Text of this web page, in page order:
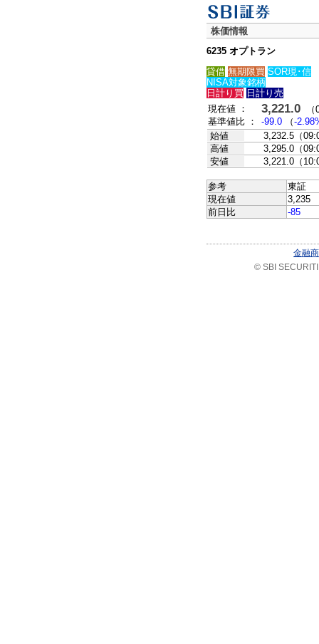
株価情報
6235 オプトラン
貸借 無期限買 SOR現･信
NISA対象銘柄
日計り買 日計り売
現在値 ：
3,221.0 （
基準値比 ：
-99.0 （-
始値
3,232.5（
高値
3,295.0（
安値
3,221.0（
参考
東証
現在値
3,235
前日比
-85
金融
© SBI